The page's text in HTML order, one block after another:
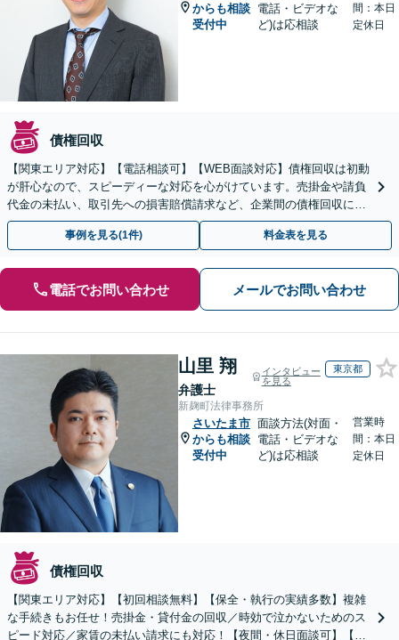
からも相談
受付中
電話・ビデオな
ど)は応相談
間：本日
定休日
債権回収
【関東エリア対応】【電話相談可】【WEB面談対応】債権回収は初動
が肝心なので、スピーディーな対応を心がけています。売掛金や請負
代金の未払い、取引先への損害賠償請求など、企業間の債権回収に幅
広く対応「フリーランスの報酬未払いもご相談ください」
事例を見る(1件) 料金表を見る
電話でお問い合わせ メールでお問い合わせ
山里 翔
弁護士
インタビュー
を見る
東京都
新麹町法律事務所
さいたま市
からも相談
受付中
面談方法(対面・
電話・ビデオな
ど)は応相談
営業時
間：本日
定休日
債権回収
【関東エリア対応】【初回相談無料】【保全・執行の実績多数】複雑
な手続きもお任せ！売掛金・貸付金の回収／時効で泣かないためのス
ピード対応／家賃の未払い請求にも対応！【夜間・休日面談可】【完